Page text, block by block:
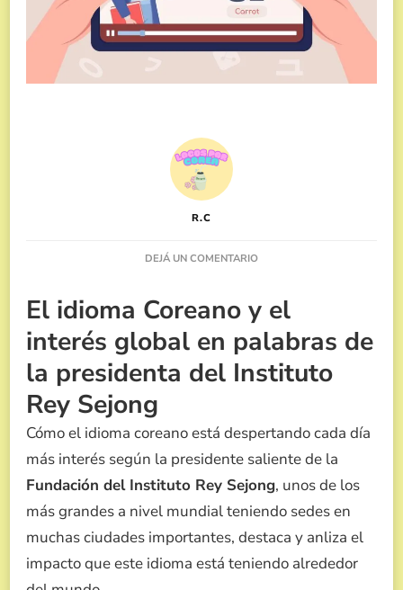
R.C
DEJÁ UN COMENTARIOEN
GLOBAL
EL
IDIOMA
COREANO
El idioma Coreano y el
interés global en palabras de
la presidenta del Instituto
Rey Sejong
Cómo el idioma coreano está despertando cada día
más interés según la presidente saliente de la
Fundación del Instituto Rey Sejong, unos de los
más grandes a nivel mundial teniendo sedes en
muchas ciudades importantes, destaca y anliza el
impacto que este idioma está teniendo alrededor